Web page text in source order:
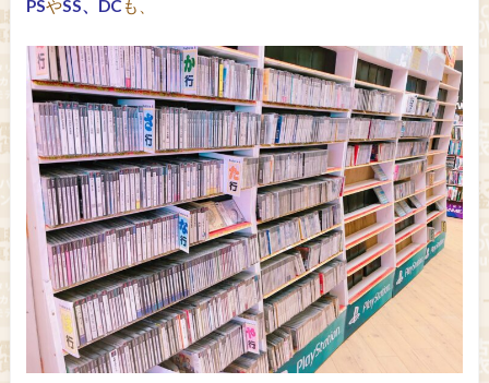
PSやSS、DCも、